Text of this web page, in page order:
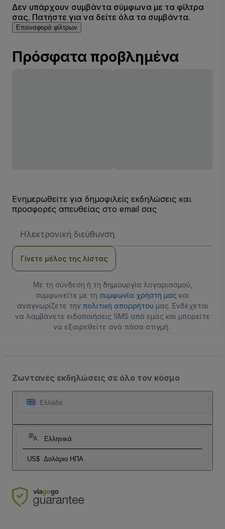
Δεν υπάρχουν συμβάντα σύμφωνα με τα φίλτρα
σας. Πατήστε για να δείτε όλα τα συμβάντα.
Επαναφορά φίλτρων
Πρόσφατα προβλημένα
Ενημερωθείτε για δημοφιλείς εκδηλώσεις και
προσφορές απευθείας στο email σας
Email
Γίνετε μέλος της λίστας
Με τη σύνδεση ή τη δημιουργία λογαριασμού,
συμφωνείτε με τη συμφωνία χρήστη μας και
αναγνωρίζετε την πολιτική απορρήτου μας. Ενδέχεται
να λαμβάνετε ειδοποιήσεις SMS από εμάς και μπορείτε
να εξαιρεθείτε ανά πάσα στιγμή.
Ζωντανές εκδηλώσεις σε όλο τον κόσμο
Ελλάδα
Ελληνικά
US$ Δολάριο ΗΠΑ